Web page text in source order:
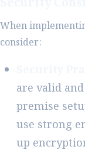
When
consider:
are valid
premise
use strong
up